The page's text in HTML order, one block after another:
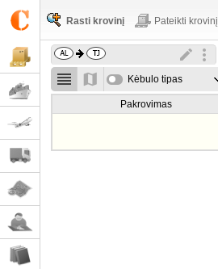
Rasti krovinį Pateikti krovinį
Kėbulo tipas
Pakrovimas